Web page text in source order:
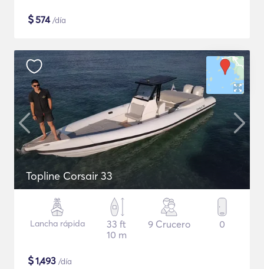
$574/día
Topline Corsair 33
Lancha rápida
33 ft
10 m
9 Crucero 0
$1,493 /día